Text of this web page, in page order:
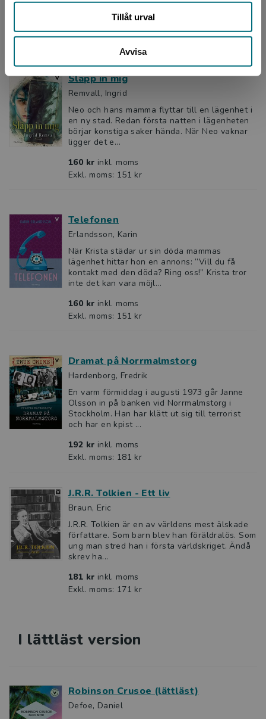
Tillåt urval
Avvisa
inkl. moms
Exkl. moms: 151 kr
Släpp in mig
Remvall, Ingrid
Neo och hans mamma flyttar till en lägenhet i
en ny stad. Redan första natten i lägenheten
börjar konstiga saker hända. När Neo vaknar
ligger det e...
160 kr inkl. moms
Exkl. moms: 151 kr
Telefonen
Erlandsson, Karin
När Krista städar ur sin döda mammas
lägenhet hittar hon en annons: ”Vill du få
kontakt med den döda? Ring oss!” Krista tror
inte det kan vara möjl...
160 kr inkl. moms
Exkl. moms: 151 kr
Dramat på Norrmalmstorg
Hardenborg, Fredrik
En varm förmiddag i augusti 1973 går Janne
Olsson in på banken vid Norrmalmstorg i
Stockholm. Han har klätt ut sig till terrorist
och har en kpist ...
192 kr inkl. moms
Exkl. moms: 181 kr
J.R.R. Tolkien - Ett liv
Braun, Eric
J.R.R. Tolkien är en av världens mest älskade
författare. Som barn blev han föräldralös. Som
ung man stred han i första världskriget. Ändå
skrev ha...
181 kr inkl. moms
Exkl. moms: 171 kr
I lättläst version
Robinson Crusoe (lättläst)
Defoe, Daniel